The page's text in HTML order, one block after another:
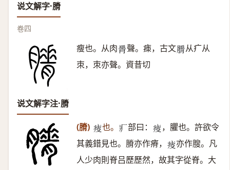
说文解字·膌
卷四
瘦也。从肉𦟝 聲。㾊，古文𦢕 从疒从
朿，朿亦聲。資昔切
说文解字注·膌
(膌) 𤸃 也。 𤕫 部曰： 𤸃 ，臞也。許欲令
其義錯見也。膌亦作瘠， 𤸃 亦作膄。凡
人少肉則脊吕歷歷然，故其字從脊。大